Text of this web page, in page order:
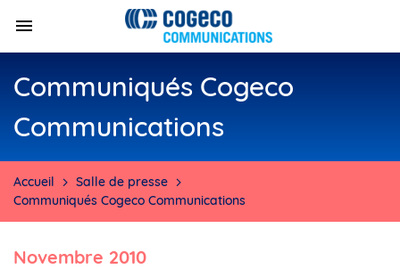
Communiqués Cogeco
Communications
Accueil
Salle de presse
Communiqués Cogeco Communications
novembre 2010